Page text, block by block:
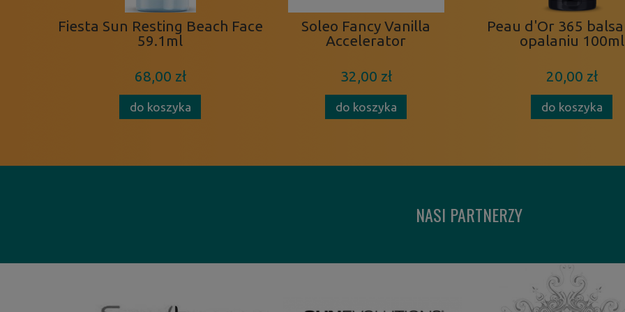
Fiesta Sun Resting Beach Face
59.1ml
68,00 zł
do koszyka
Soleo Fancy Vanilla
Accelerator
32,00 zł
do koszyka
Peau d'Or 365
opalaniu 100ml
20,00 zł
do koszyka
NASI PARTNERZY